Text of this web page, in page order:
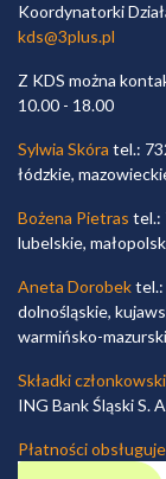
Koordynatorki
kds@3plus.pl
Z KDS można
10.00 - 18.00
Sylwia Skóra tel.:
łódzkie,
Bożena Pietras tel.:
lubelskie,
Aneta Dorobektel.:
dolnośląskie,
warmińsko-
Składki
ING Bank Śląski S.
Płatności obsługuje